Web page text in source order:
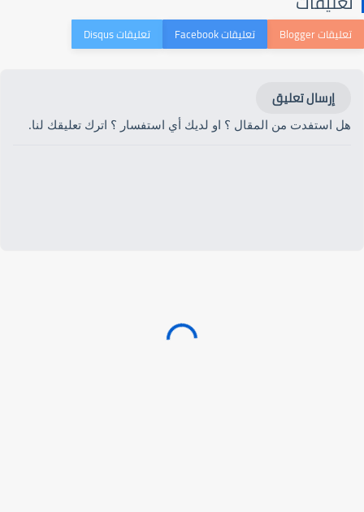
إرسال تعليق
هل استفدت من المقال ؟ او لديك أي استفسار ؟ اترك تعليقك لنا.